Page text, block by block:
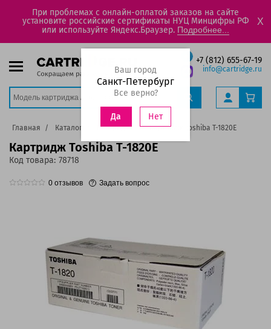
При проблемах с онлайн-оплатой заказов на сайте
установите российские сертификаты НУЦ Минцифры РФ
или используйте Яндекс.Браузер. Подробнее...
X
+7 (812) 655-67-19
info@cartridge.ru
Ваш город
Санкт-Петербург
Все верно?
Да Нет
Главная Каталог Картриджи Картридж Toshiba T-1820E
Картридж Toshiba T-1820E
Код товара: 78718
0 отзывов Задать вопрос